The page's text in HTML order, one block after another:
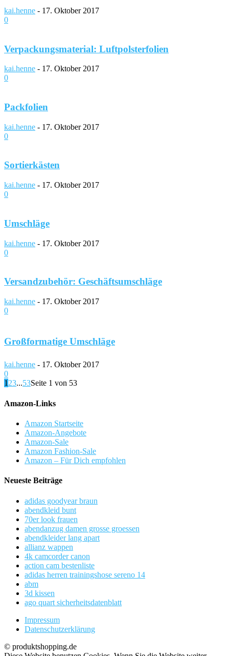
kai.henne - 17. Oktober 2017
0
Verpackungsmaterial: Luftpolsterfolien
kai.henne - 17. Oktober 2017
0
Packfolien
kai.henne - 17. Oktober 2017
0
Sortierkästen
kai.henne - 17. Oktober 2017
0
Umschläge
kai.henne - 17. Oktober 2017
0
Versandzubehör: Geschäftsumschläge
kai.henne - 17. Oktober 2017
0
Großformatige Umschläge
kai.henne - 17. Oktober 2017
0
123...53Seite 1 von 53
Amazon-Links
Amazon Startseite
Amazon-Angebote
Amazon-Sale
Amazon Fashion-Sale
Amazon – Für Dich empfohlen
Neueste Beiträge
adidas goodyear braun
abendkleid bunt
70er look frauen
abendanzug damen grosse groessen
abendkleider lang apart
allianz wappen
4k camcorder canon
action cam bestenliste
adidas herren trainingshose sereno 14
abm
3d kissen
ago quart sicherheitsdatenblatt
Impressum
Datenschutzerklärung
© produktshopping.de